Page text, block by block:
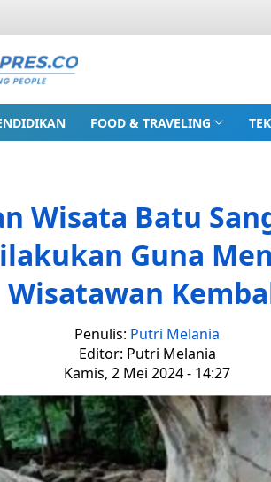
FOOD & TRAVELING
Wisata Batu
Guna
Wisatawan
Penulis: Putri Melania
Editor: Putri Melania
Kamis, 2 Mei 2024 - 14:27